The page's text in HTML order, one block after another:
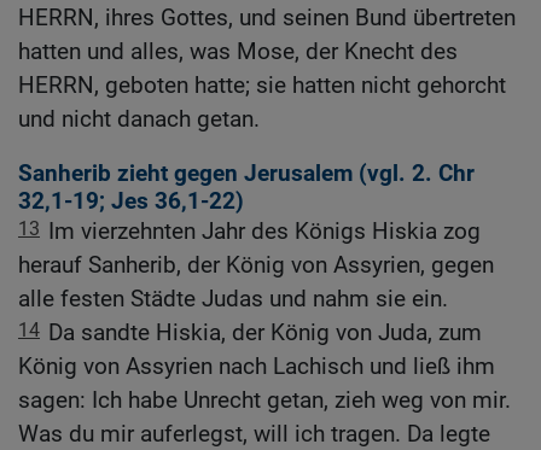
HERRN, ihres Gottes, und seinen Bund übertreten
hatten und alles, was Mose, der Knecht des
HERRN, geboten hatte; sie hatten nicht gehorcht
und nicht danach getan.
Sanherib zieht gegen Jerusalem (vgl. 2. Chr
32,1-19; Jes 36,1-22)
13 Im vierzehnten Jahr des Königs Hiskia zog
herauf Sanherib, der König von Assyrien, gegen
alle festen Städte Judas und nahm sie ein.
14 Da sandte Hiskia, der König von Juda, zum
König von Assyrien nach Lachisch und ließ ihm
sagen: Ich habe Unrecht getan, zieh weg von mir.
Was du mir auferlegst, will ich tragen. Da legte